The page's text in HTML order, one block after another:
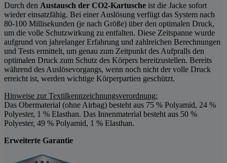
Durch den Austausch der CO2-Kartusche ist die Jacke sofort
wieder einsatzfähig. Bei einer Auslösung verfügt das System nach
80-100 Millisekunden (je nach Größe) über den optimalen Druck,
um die volle Schutzwirkung zu entfalten. Diese Zeitspanne wurde
aufgrund von jahrelanger Erfahrung und zahlreichen Berechnungen
und Tests ermittelt, um genau zum Zeitpunkt des Aufpralls den
optimalen Druck zum Schutz des Körpers bereitzustellen. Bereits
während des Auslösevorgangs, wenn noch nicht der volle Druck
erreicht ist, werden wichtige Körperpartien geschützt.
Hinweise zur Textilkennzeichnungsverordnung:
Das Obermaterial (ohne Airbag) besteht aus 75 % Polyamid, 24 %
Polyester, 1 % Elasthan. Das Innenmaterial besteht aus 50 %
Polyester, 49 % Polyamid, 1 % Elasthan.
Erweiterte Garantie